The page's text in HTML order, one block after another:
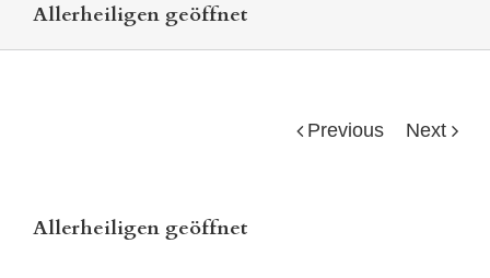
Allerheiligen geöffnet
Previous Next
Allerheiligen geöffnet